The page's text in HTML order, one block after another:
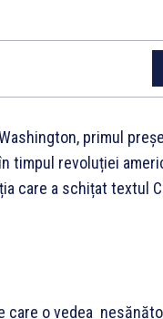
primul
timpul revoluției
care a schițat textul
o vedea